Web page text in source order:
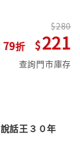
79
280
221
查詢門市庫存
話王３０年